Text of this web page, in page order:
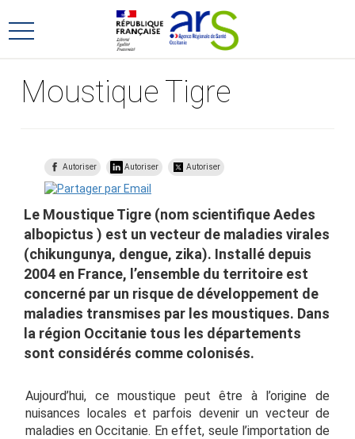
au
menu
au
contenu
Ouvrir
principal
Moustique Tigre
Autoriser Autoriser Autoriser
Le Moustique Tigre (nom scientifique Aedes
albopictus ) est un vecteur de maladies virales
(chikungunya, dengue, zika). Installé depuis
2004 en France, l’ensemble du territoire est
concerné par un risque de développement de
maladies transmises par les moustiques. Dans
la région Occitanie tous les départements
sont considérés comme colonisés.
Aujourd’hui, ce moustique peut être à l’origine de
nuisances locales et parfois devenir un vecteur de
maladies en Occitanie. En effet, seule l’importation de